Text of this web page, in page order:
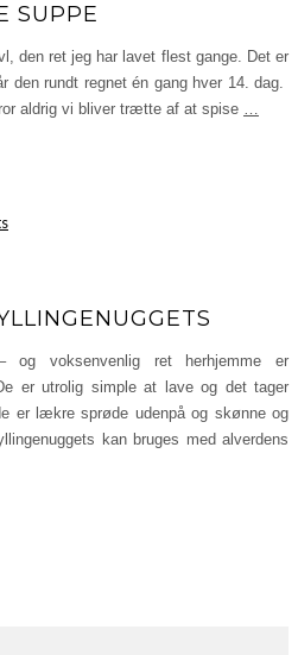
SUPPE
den ret jeg har lavet flest gange. Det er
den rundt regnet én gang hver 14. dag.
aldrig vi bliver trætte af at spise …
voksenvenlig ret herhjemme er
er utrolig simple at lave og det tager
er lækre sprøde udenpå og skønne og
kan bruges med alverdens